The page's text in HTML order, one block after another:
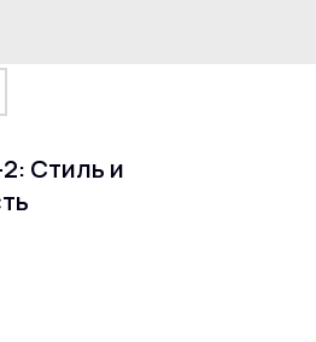
Стиль и